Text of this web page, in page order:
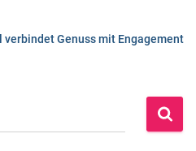
Genuss mit Engagement